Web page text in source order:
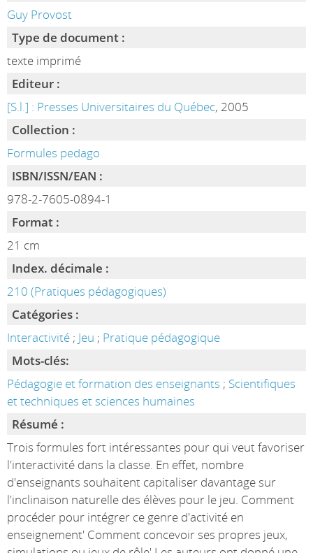
Guy Provost
Type de document :
texte imprimé
Editeur :
[S.l.] : Presses Universitaires du Québec, 2005
Collection :
Formules pedago
ISBN/ISSN/EAN :
978-2-7605-0894-1
Format :
21 cm
Index. décimale :
210 (Pratiques pédagogiques)
Catégories :
Interactivité; Jeu ; Pratique pédagogique
Mots-clés:
Pédagogie et formation des enseignants ; Scientifiques
et techniques et sciences humaines
Résumé :
Trois formules fort intéressantes pour qui veut favoriser
l'interactivité dans la classe. En effet, nombre
d'enseignants souhaitent capitaliser davantage sur
l'inclinaison naturelle des élèves pour le jeu. Comment
procéder pour intégrer ce genre d'activité en
enseignement' Comment concevoir ses propres jeux,